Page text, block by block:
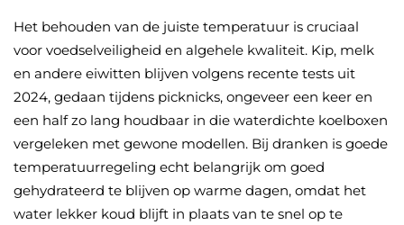
Het behouden van de juiste temperatuur is cruciaal
voor voedselveiligheid en algehele kwaliteit. Kip, melk
en andere eiwitten blijven volgens recente tests uit
2024, gedaan tijdens picknicks, ongeveer een keer en
een half zo lang houdbaar in die waterdichte koelboxen
vergeleken met gewone modellen. Bij dranken is goede
temperatuurregeling echt belangrijk om goed
gehydrateerd te blijven op warme dagen, omdat het
water lekker koud blijft in plaats van te snel op te